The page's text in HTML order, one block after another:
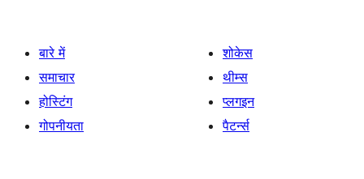
बारे में
समाचार
होस्टिंग
गोपनीयता
शोकेस
थीम्स
प्लगइन
पैटर्न्स